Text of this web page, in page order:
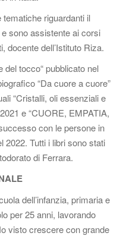
riguardanti il
sono assistente ai corsi
docente dell’Istituto Riza.
del tocco“ pubblicato nel
“Da cuore a cuore”
“Cristalli, oli essenziali e
e “CUORE, EMPATIA,
con le persone in
2022. Tutti i libri sono stati
di Ferrara.
dell’infanzia, primaria e
per 25 anni, lavorando
visto crescere con grande